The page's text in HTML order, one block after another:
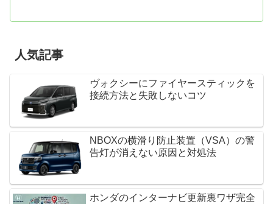
人気記事
ヴォクシーにファイヤースティックを
接続方法と失敗しないコツ
NBOXの横滑り防止装置（VSA）の警
告灯が消えない原因と対処法
ホンダのインターナビ更新裏ワザ完全